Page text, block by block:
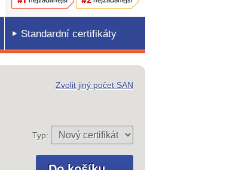
Standardní certifikáty
Zvolit jiný počet SAN
Typ: